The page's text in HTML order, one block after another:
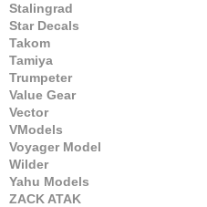
Stalingrad
Star Decals
Takom
Tamiya
Trumpeter
Value Gear
Vector
VModels
Voyager Model
Wilder
Yahu Models
ZACK ATAK